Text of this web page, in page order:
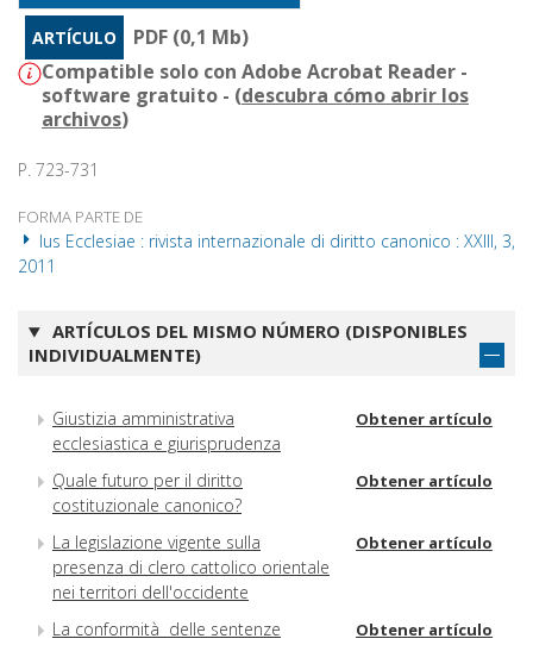
ARTÍCULO
PDF (0,1 Mb)
Compatible solo con Adobe Acrobat Reader -
software gratuito - (descubra cómo abrir los
archivos)
P. 723-731
FORMA PARTE DE
Ius Ecclesiae : rivista internazionale di diritto canonico : XXIII, 3,
2011
ARTÍCULOS DEL MISMO NÚMERO (DISPONIBLES
INDIVIDUALMENTE)
Giustizia amministrativa
ecclesiastica e giurisprudenza
Obtener artículo
Quale futuro per il diritto
costituzionale canonico?
Obtener artículo
La legislazione vigente sulla
presenza di clero cattolico orientale
nei territori dell'occidente
Obtener artículo
La conformità delle sentenze
Obtener artículo